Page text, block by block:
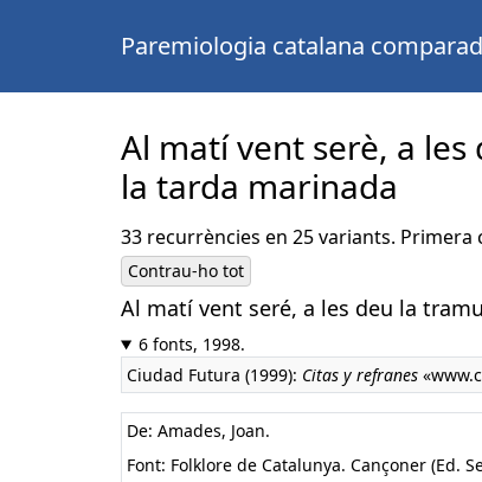
Paremiologia catalana
Al matí vent serè, a
la tarda marinada
33 recurrències en 25 variants. Primera
Contrau-ho tot
Al matí vent seré, a les deu la
6 fonts, 1998.
Ciudad Futura (1999): Citas y refranes
De: Amades, Joan.
Font: Folklore de Catalunya. Cançoner (Ed.